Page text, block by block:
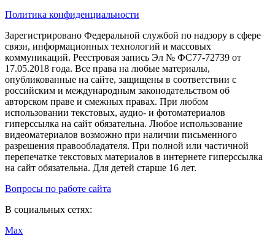
Политика конфиденциальности
Зарегистрировано Федеральной службой по надзору в сфере
связи, информационных технологий и массовых
коммуникаций. Реестровая запись Эл № ФС77-72739 от
17.05.2018 года. Все права на любые материалы,
опубликованные на сайте, защищены в соответствии с
российским и международным законодательством об
авторском праве и смежных правах. При любом
использовании текстовых, аудио- и фотоматериалов
гиперссылка на сайт обязательна. Любое использование
видеоматериалов возможно при наличии письменного
разрешения правообладателя. При полной или частичной
перепечатке текстовых материалов в интернете гиперссылка
на сайт обязательна. Для детей старше 16 лет.
Вопросы по работе сайта
В социальных сетях:
Max